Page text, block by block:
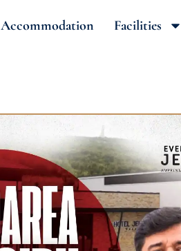
Accommodation Facilities